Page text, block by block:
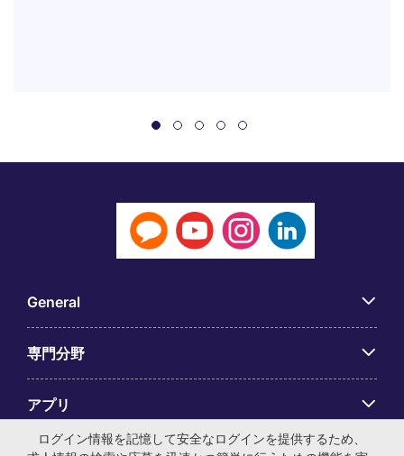
General
専門分野
アプリ
ログイン情報を記憶して安全なログインを提供するため、